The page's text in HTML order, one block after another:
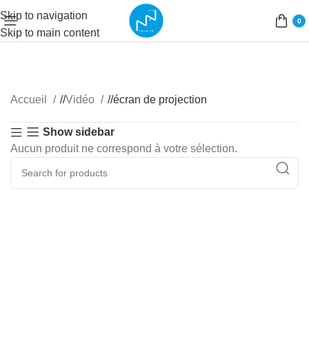
Skip to navigation
Skip to main content
0
Accueil / Vidéo / écran de projection
Show sidebar
Aucun produit ne correspond à votre sélection.